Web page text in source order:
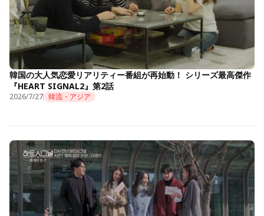
韓国の大人気恋愛リアリティー番組が再始動！ シリーズ最高傑作
『HEART SIGNAL2』第2話
2026/7/27 韓流・アジア